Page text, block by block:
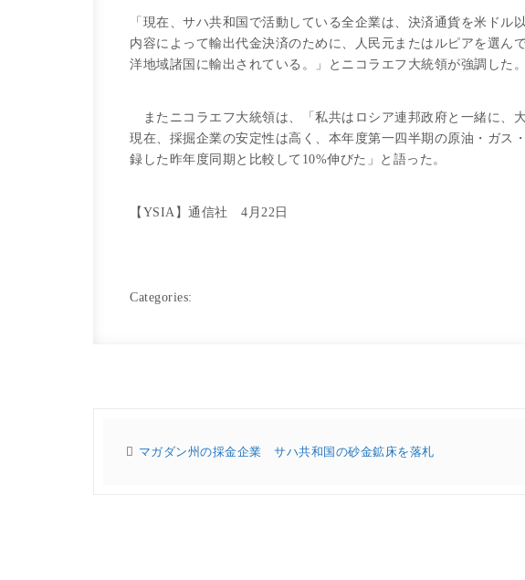
「現在、サハ共和国で活動している全企業は、決済通貨を米ド
内容によって輸出代金決済のために、人民元またはルピアを選ん
洋地域諸国に輸出されている。」とニコラエフ大統領が強調した。
またニコラエフ大統領は、「私共はロシア連邦政府と一緒に、
現在、採掘企業の安定性は高く、本年度第一四半期の原油・ガス
録した昨年度同期と比較して10%伸びた」と語った。
【YSIA】通信社 4月22日
Categories:
マガダン州の採金企業 サハ共和国の砂金鉱床を落札